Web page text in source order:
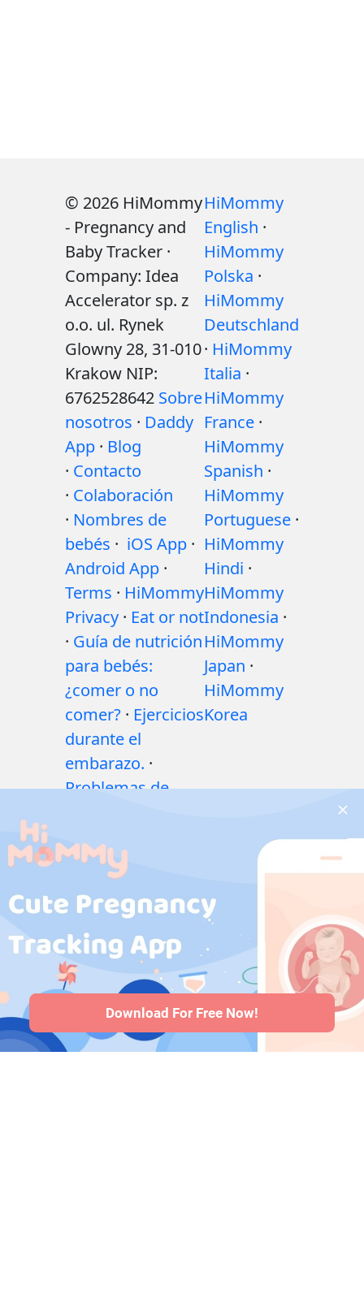
© 2026 HiMommy
- Pregnancy and
Baby Tracker ·
Company: Idea
Accelerator sp. z
o.o. ul. Rynek
Glowny 28, 31-010
Krakow NIP:
6762528642 Sobre
nosotros · Daddy
App · Blog
· Contacto
· Colaboración
· Nombres de
bebés · iOS App ·
Android App ·
Terms · HiMommy
Privacy · Eat or not
· Guía de nutrición
para bebés:
¿comer o no
comer? · Ejercicios
durante el
embarazo. ·
Problemas de
Medicamentos
durante el
embarazo·
Problemas de
salud del bebé·
Articles ·Politica
editorial
HiMommy
English ·
HiMommy
Polska ·
HiMommy
Deutschland
· HiMommy
Italia ·
HiMommy
France ·
HiMommy
Spanish ·
HiMommy
Portuguese ·
HiMommy
Hindi ·
HiMommy
Indonesia ·
HiMommy
Japan ·
HiMommy
Korea
Download For Free Now!